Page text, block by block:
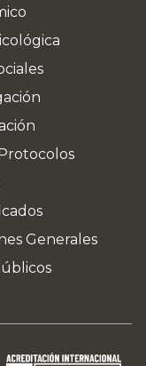
Generales